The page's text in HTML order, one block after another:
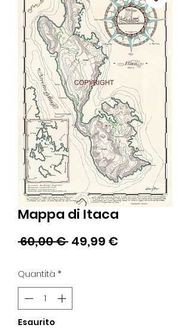
Mappa di Itaca
60,00 € Prezzo
49,99 €Prezzo
Quantità *
Esaurito